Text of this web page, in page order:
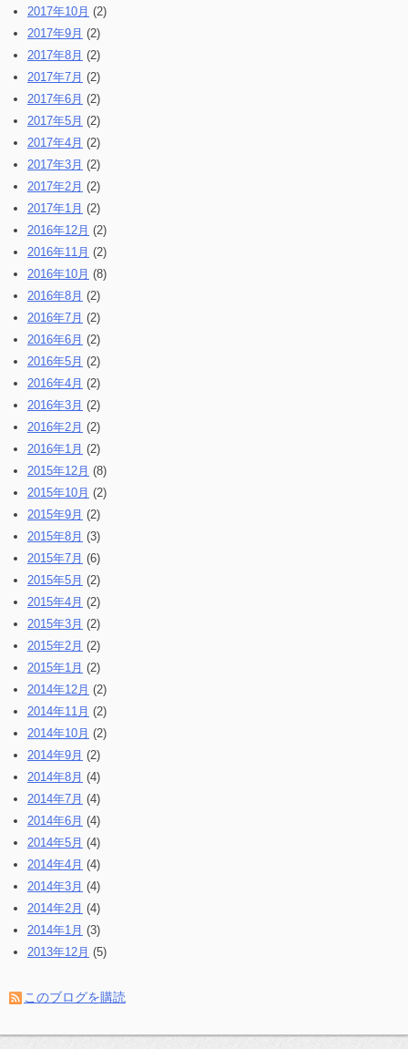
2017年10月 (2)
2017年9月 (2)
2017年8月 (2)
2017年7月 (2)
2017年6月 (2)
2017年5月 (2)
2017年4月 (2)
2017年3月 (2)
2017年2月 (2)
2017年1月 (2)
2016年12月 (2)
2016年11月 (2)
2016年10月 (8)
2016年8月 (2)
2016年7月 (2)
2016年6月 (2)
2016年5月 (2)
2016年4月 (2)
2016年3月 (2)
2016年2月 (2)
2016年1月 (2)
2015年12月 (8)
2015年10月 (2)
2015年9月 (2)
2015年8月 (3)
2015年7月 (6)
2015年5月 (2)
2015年4月 (2)
2015年3月 (2)
2015年2月 (2)
2015年1月 (2)
2014年12月 (2)
2014年11月 (2)
2014年10月 (2)
2014年9月 (2)
2014年8月 (4)
2014年7月 (4)
2014年6月 (4)
2014年5月 (4)
2014年4月 (4)
2014年3月 (4)
2014年2月 (4)
2014年1月 (3)
2013年12月 (5)
このブログを購読